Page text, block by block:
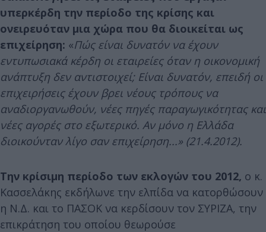
υπερκέρδη την περίοδο της κρίσης και
ονειρευόταν μια χώρα που θα διοικείται ως
επιχείρηση: «Πώς είναι δυνατόν να έχουν
εντυπωσιακά κέρδη οι εταιρείες όταν η οικονομική
ανάπτυξη δεν αντιστοιχεί; Είναι δυνατόν, επειδή οι
επιχειρήσεις έχουν βρει νέους τρόπους να
αναδιοργανωθούν, νέες πηγές παραγωγικότητας και
νέες αγορές στο εξωτερικό. Αν μόνο η Ελλάδα
διοικούνταν λίγο σαν επιχείρηση...» (21.4.2012).
Την κρίσιμη περίοδο των εκλογών του 2012, ο κ.
Κασσελάκης εκδήλωνε την ελπίδα να κατορθώσουν
η Ν.Δ. και το ΠΑΣΟΚ να κερδίσουν τον ΣΥΡΙΖΑ, την
επικράτηση του οποίου θεωρούσε